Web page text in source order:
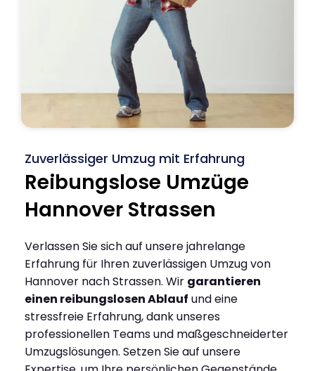
Zuverlässiger Umzug mit Erfahrung
Reibungslose Umzüge
Hannover Strassen
Verlassen Sie sich auf unsere jahrelange
Erfahrung für Ihren zuverlässigen Umzug von
Hannover nach Strassen. Wir garantieren
einen reibungslosen Ablauf und eine
stressfreie Erfahrung, dank unseres
professionellen Teams und maßgeschneiderter
Umzugslösungen. Setzen Sie auf unsere